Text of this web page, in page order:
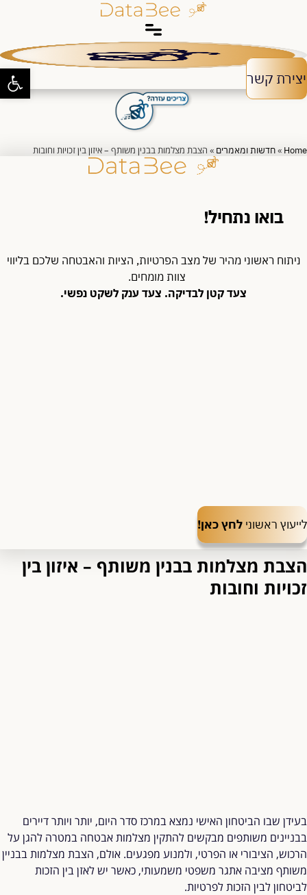
פתח יצירת קשר
Home
»חדשות ומאמרים » הצבת מצלמות בבנין משותף – איזון בין זכויות וחובות
בואו נתחיל!
ניתוח ראשוני מהיר של מצב הפרטיות, הציות והאבטחה שלכם בליווי
צוות מומחים.
צעד קטן לבדיקה. צעד ענק לשקט נפשי.
לייעוץ ראשוני לחץ כאן!
הצבת מצלמות בבנין משותף – איזון בין
זכויות וחובות
בעידן שבו הביטחון האישי נמצא במרכז סדר היום, יותר ויותר דיירים
בבניינים משותפים מבקשים להתקין מצלמות אבטחה במטרה להגן על
הרכוש, הציבורי או הפרטי, ולמנוע מפגעים. אולם, הצבת מצלמות בבניין
משותף מציבה אתגר משפטי משמעותי, כאשר יש לאזן בין הזכות
לביטחון לבין הזכות לפרטיות.